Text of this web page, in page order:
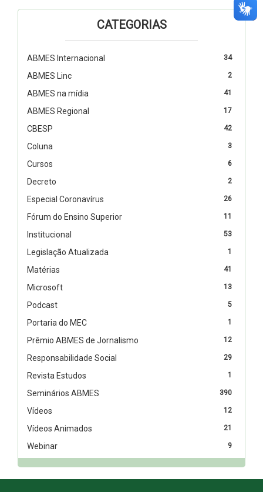
CATEGORIAS
34
ABMES Internacional
2
ABMES Linc
41
ABMES na mídia
17
ABMES Regional
42
CBESP
3
Coluna
6
Cursos
2
Decreto
26
Especial Coronavírus
11
Fórum do Ensino Superior
53
Institucional
1
Legislação Atualizada
41
Matérias
13
Microsoft
5
Podcast
1
Portaria do MEC
12
Prêmio ABMES de Jornalismo
29
Responsabilidade Social
1
Revista Estudos
390
Seminários ABMES
12
Vídeos
21
Vídeos Animados
9
Webinar